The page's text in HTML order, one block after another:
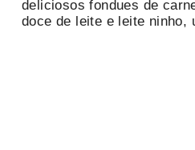
deliciosos fondues de
doce de leite e leite ninho,